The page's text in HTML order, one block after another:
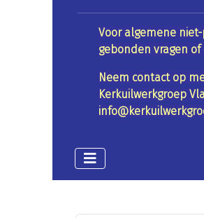
Voor algemene
gebonden vragen
Neem contact op
Kerkuilwerkgroep